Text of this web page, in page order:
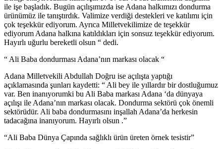
ile işe başladık. Bugün açılışımızda ise Adana halkımızı dondurma
ürünümüz ile tanıştırdık. Valimize verdiği destekleri ve katılımı için
çok teşekkür ediyorum. Ayrıca Milletvekilimize de teşekkür
ediyorum Adana halkına katıldıkları için sonsuz teşekkür ediyorum.
Hayırlı uğurlu bereketli olsun “ dedi.
“ Ali Baba dondurması Adana’nın markası olacak “
Adana Milletvekili Abdullah Doğru ise açılışta yaptığı
açıklamasında şunları kaydetti: “ Ali bey ile yıllardır bir dostluğumuz
var. Ben inanıyorumki bu Ali Baba markası Adana ‘da dünyaya
açılışı ile Adana’nın markası olacak. Dondurma sektörü çok önemli
sektörüdür. Ali baba dondurmasını inşallah Adana’da herkesin
tadacağına inanıyorum. Hayırlı olsun .”
“Ali Baba Dünya Çapında sağlıklı ürün üreten örnek tesistir”